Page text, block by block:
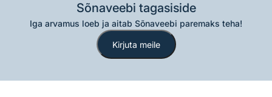
Sõnaveebi tagasiside
Iga arvamus loeb ja aitab Sõnaveebi paremaks teha!
Kirjuta meile